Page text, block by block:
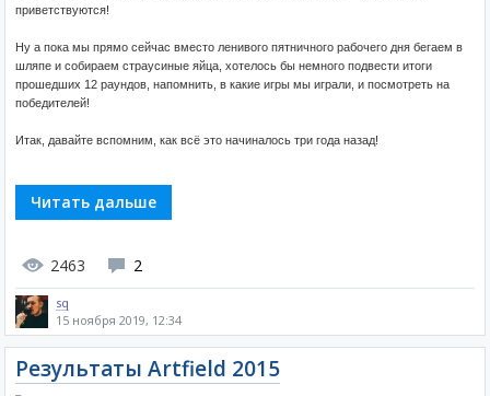
приветствуются!
Ну а пока мы прямо сейчас вместо ленивого пятничного рабочего дня бегаем в
шляпе и собираем страусиные яйца, хотелось бы немного подвести итоги
прошедших 12 раундов, напомнить, в какие игры мы играли, и посмотреть на
победителей!
Итак, давайте вспомним, как всё это начиналось три года назад!
Читать дальше
2463 2
sq
15 ноября 2019, 12:34
Результаты Artfield 2015